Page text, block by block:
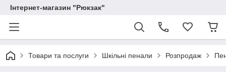
Інтернет-магазин "Рюкзак"
Товари та послуги Шкільні пенали Розпродаж